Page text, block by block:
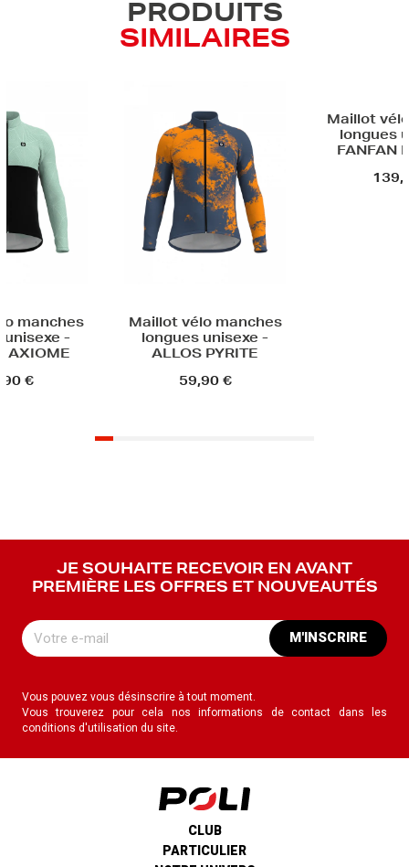
PRODUITS
SIMILAIRES
manches
unisexe -
PYRITE
€
Maillot vélo manches
longues unisexe -
FANFAN POLI LAB
139,90 €
Maillot
longues
JE SOUHAITE RECEVOIR EN AVANT
PREMIÈRE LES OFFRES ET NOUVEAUTÉS
M'INSCRIRE
Vous pouvez vous désinscrire à tout moment.
Vous trouverez pour cela nos informations de contact dans les
conditions d'utilisation du site.
CLUB
PARTICULIER